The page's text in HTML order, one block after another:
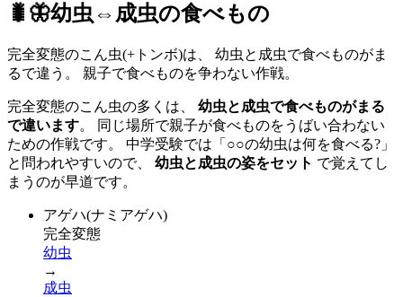
🐛🦋幼虫⇔成虫の食べもの
完全変態のこん虫(+トンボ)は、 幼虫と成虫で食べものがま
るで違う。 親子で食べものを争わない作戦。
完全変態のこん虫の多くは、 幼虫と成虫で食べものがまる
で違います。 同じ場所で親子が食べものをうばい合わない
ための作戦です。 中学受験では「○○の幼虫は何を食べる?」
と問われやすいので、 幼虫と成虫の姿をセット で覚えてし
まうのが早道です。
アゲハ(ナミアゲハ)
完全変態
幼虫
→
成虫